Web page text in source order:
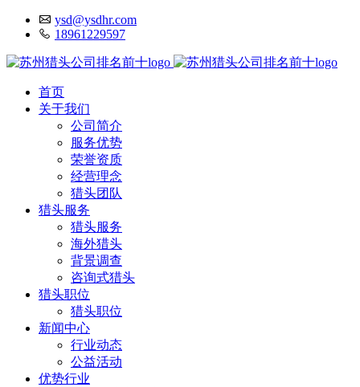
ysd@ysdhr.com
18961229597
首页
关于我们
公司简介
服务优势
荣誉资质
经营理念
猎头团队
猎头服务
猎头服务
海外猎头
背景调查
咨询式猎头
猎头职位
猎头职位
新闻中心
行业动态
公益活动
优势行业